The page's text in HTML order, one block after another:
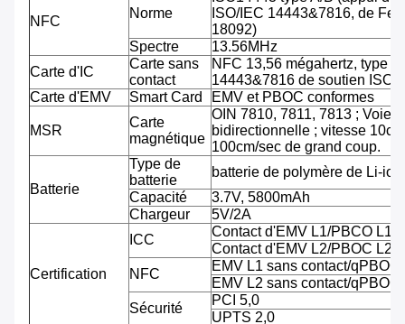
NFC
Norme
ISO/IEC 14443&7816, de
18092)
Spectre
13.56MHz
Carte d'IC
Carte sans
contact
NFC 13,56 mégahertz, type
14443&7816 de soutien ISO/
Carte d'EMV
Smart Card EMV et PBOC conformes
MSR
Carte
magnétique
OIN 7810, 7811, 7813 ; Voie
bidirectionnelle ; vitesse
100cm/sec de grand coup.
Batterie
Type de
batterie
batterie de polymère de Li-ion
Capacité
3.7V, 5800mAh
Chargeur
5V/2A
Certification
ICC
Contact d'EMV L1/PBCO L1
Contact d'EMV L2/PBOC L2
NFC
EMV L1 sans contact/qPBOC
EMV L2 sans contact/qPBOC
Sécurité
PCI 5,0
UPTS 2,0